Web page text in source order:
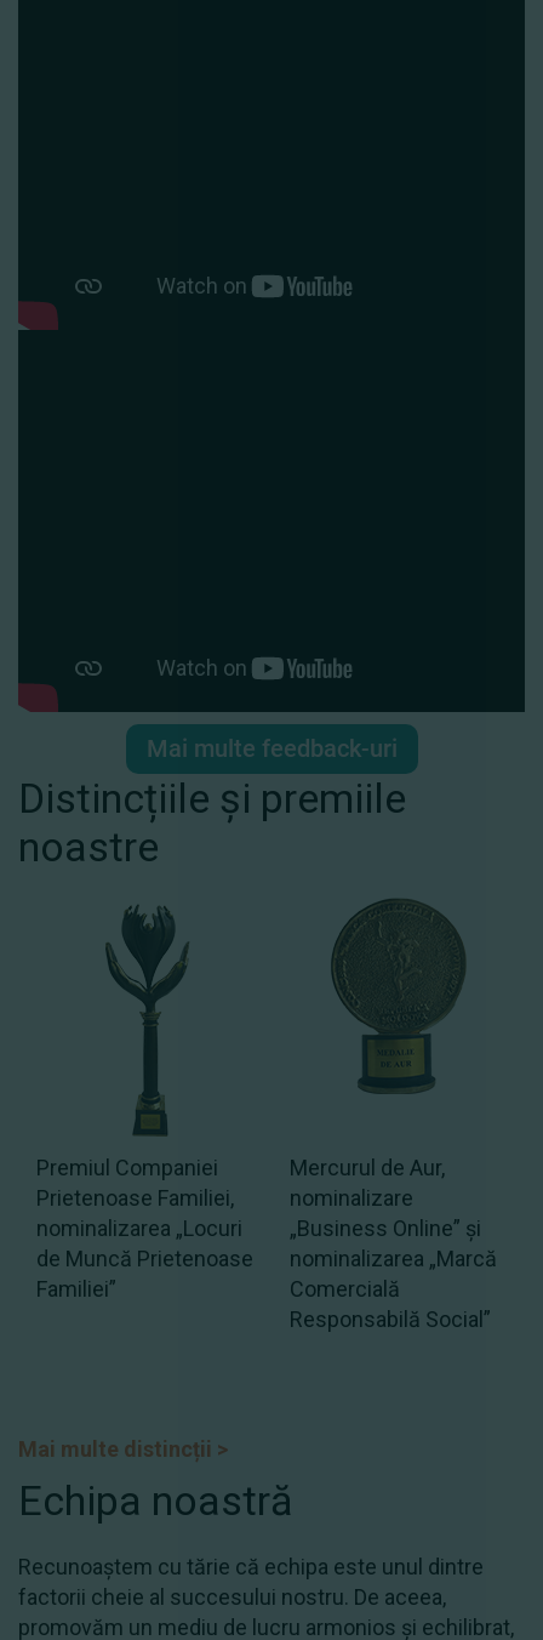
Mai multe feedback-uri
Distincțiile și premiile
noastre
Premiul Companiei
Prietenoase Familiei,
nominalizarea „Locuri
de Muncă Prietenoase
Familiei”
Mercurul de Aur,
nominalizare
„Business Online” și
nominalizarea „Marcă
Comercială
Responsabilă Social”
Mai multe distincții >
Echipa noastră
Recunoaștem cu tărie că echipa este unul dintre
factorii cheie al succesului nostru. De aceea,
promovăm un mediu de lucru armonios și echilibrat,